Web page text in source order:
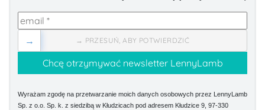
→ PRZESUŃ, ABY POTWIERDZIĆ
→
Wyrażam zgodę na przetwarzanie moich danych osobowych przez LennyLamb
Sp. z o.o. Sp. k. z siedzibą w Kłudzicach pod adresem Kłudzice 9, 97-330